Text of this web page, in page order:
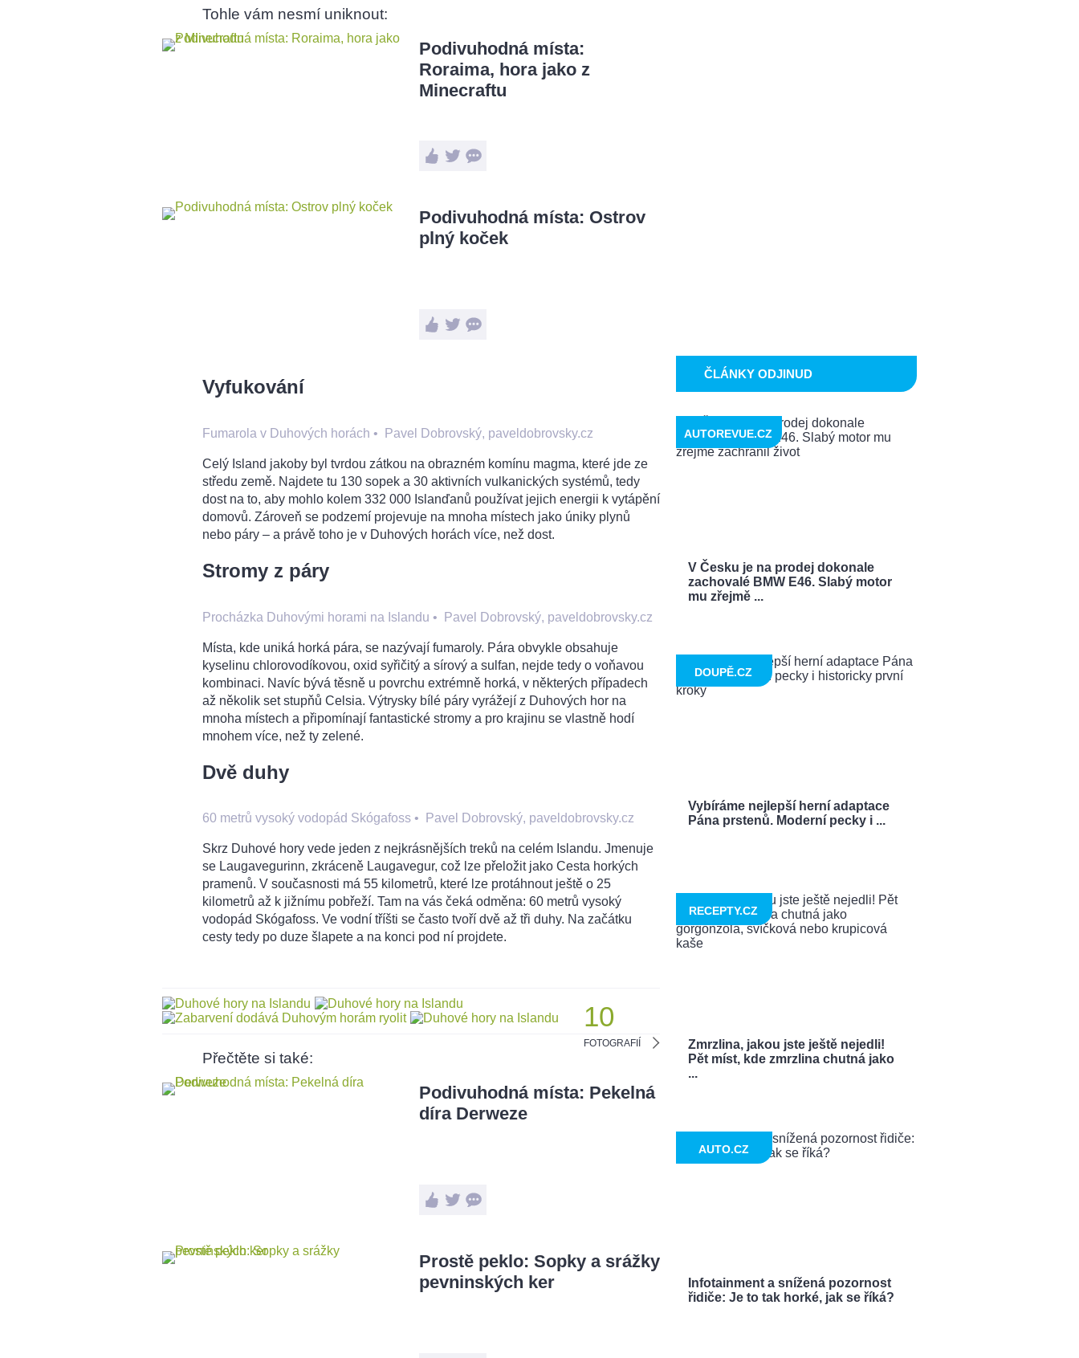
Tohle vám nesmí uniknout:
Podivuhodná místa:
Roraima, hora jako z
Minecraftu
Podivuhodná místa: Ostrov
plný koček
Vyfukování
Fumarola v Duhových horách • Pavel Dobrovský, paveldobrovsky.cz
Celý Island jakoby byl tvrdou zátkou na obrazném komínu magma, které jde ze
středu země. Najdete tu 130 sopek a 30 aktivních vulkanických systémů, tedy
dost na to, aby mohlo kolem 332 000 Islanďanů používat jejich energii k vytápění
domovů. Zároveň se podzemí projevuje na mnoha místech jako úniky plynů
nebo páry – a právě toho je v Duhových horách více, než dost.
Stromy z páry
Procházka Duhovými horami na Islandu • Pavel Dobrovský, paveldobrovsky.cz
Místa, kde uniká horká pára, se nazývají fumaroly. Pára obvykle obsahuje
kyselinu chlorovodíkovou, oxid syřičitý a sírový a sulfan, nejde tedy o voňavou
kombinaci. Navíc bývá těsně u povrchu extrémně horká, v některých případech
až několik set stupňů Celsia. Výtrysky bílé páry vyrážejí z Duhových hor na
mnoha místech a připomínají fantastické stromy a pro krajinu se vlastně hodí
mnohem více, než ty zelené.
Dvě duhy
60 metrů vysoký vodopád Skógafoss • Pavel Dobrovský, paveldobrovsky.cz
Skrz Duhové hory vede jeden z nejkrásnějších treků na celém Islandu. Jmenuje
se Laugavegurinn, zkráceně Laugavegur, což lze přeložit jako Cesta horkých
pramenů. V současnosti má 55 kilometrů, které lze protáhnout ještě o 25
kilometrů až k jižnímu pobřeží. Tam na vás čeká odměna: 60 metrů vysoký
vodopád Skógafoss. Ve vodní tříšti se často tvoří dvě až tři duhy. Na začátku
cesty tedy po duze šlapete a na konci pod ní projdete.
10
FOTOGRAFIÍ
Přečtěte si také:
Podivuhodná místa: Pekelná
díra Derweze
Prostě peklo: Sopky a srážky
pevninských ker
ČLÁNKY ODJINUD
V Česku je na prodej dokonale
zachovalé BMW E46. Slabý motor
mu zřejmě ...
AUTOREVUE.CZ
Vybíráme nejlepší herní adaptace
Pána prstenů. Moderní pecky i ...
DOUPĚ.CZ
Zmrzlina, jakou jste ještě nejedli!
Pět míst, kde zmrzlina chutná jako
...
RECEPTY.CZ
Infotainment a snížená pozornost
řidiče: Je to tak horké, jak se říká?
AUTO.CZ